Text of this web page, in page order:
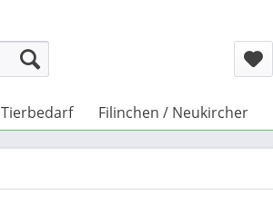
Tierbedarf Filinchen / Neukircher